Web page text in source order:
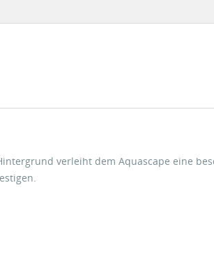
verleiht dem Aquascape eine